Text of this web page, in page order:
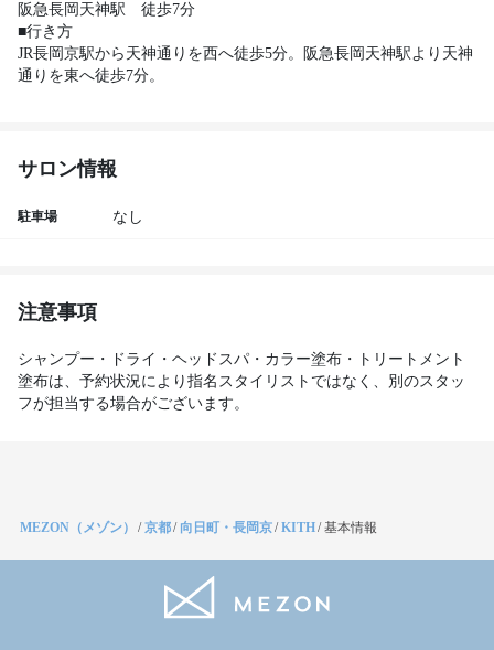
阪急長岡天神駅　徒歩7分
■行き方
JR長岡京駅から天神通りを西へ徒歩5分。阪急長岡天神駅より天神
サロン情報
駐車場 なし
注意事項
シャンプー・ドライ・ヘッドスパ・カラー塗布・トリートメント
塗布は、予約状況により指名スタイリストではなく、別のスタッ
フが担当する場合がございます。
MEZON（メゾン） /京都/ 向日町・長岡京/KITH/基本情報